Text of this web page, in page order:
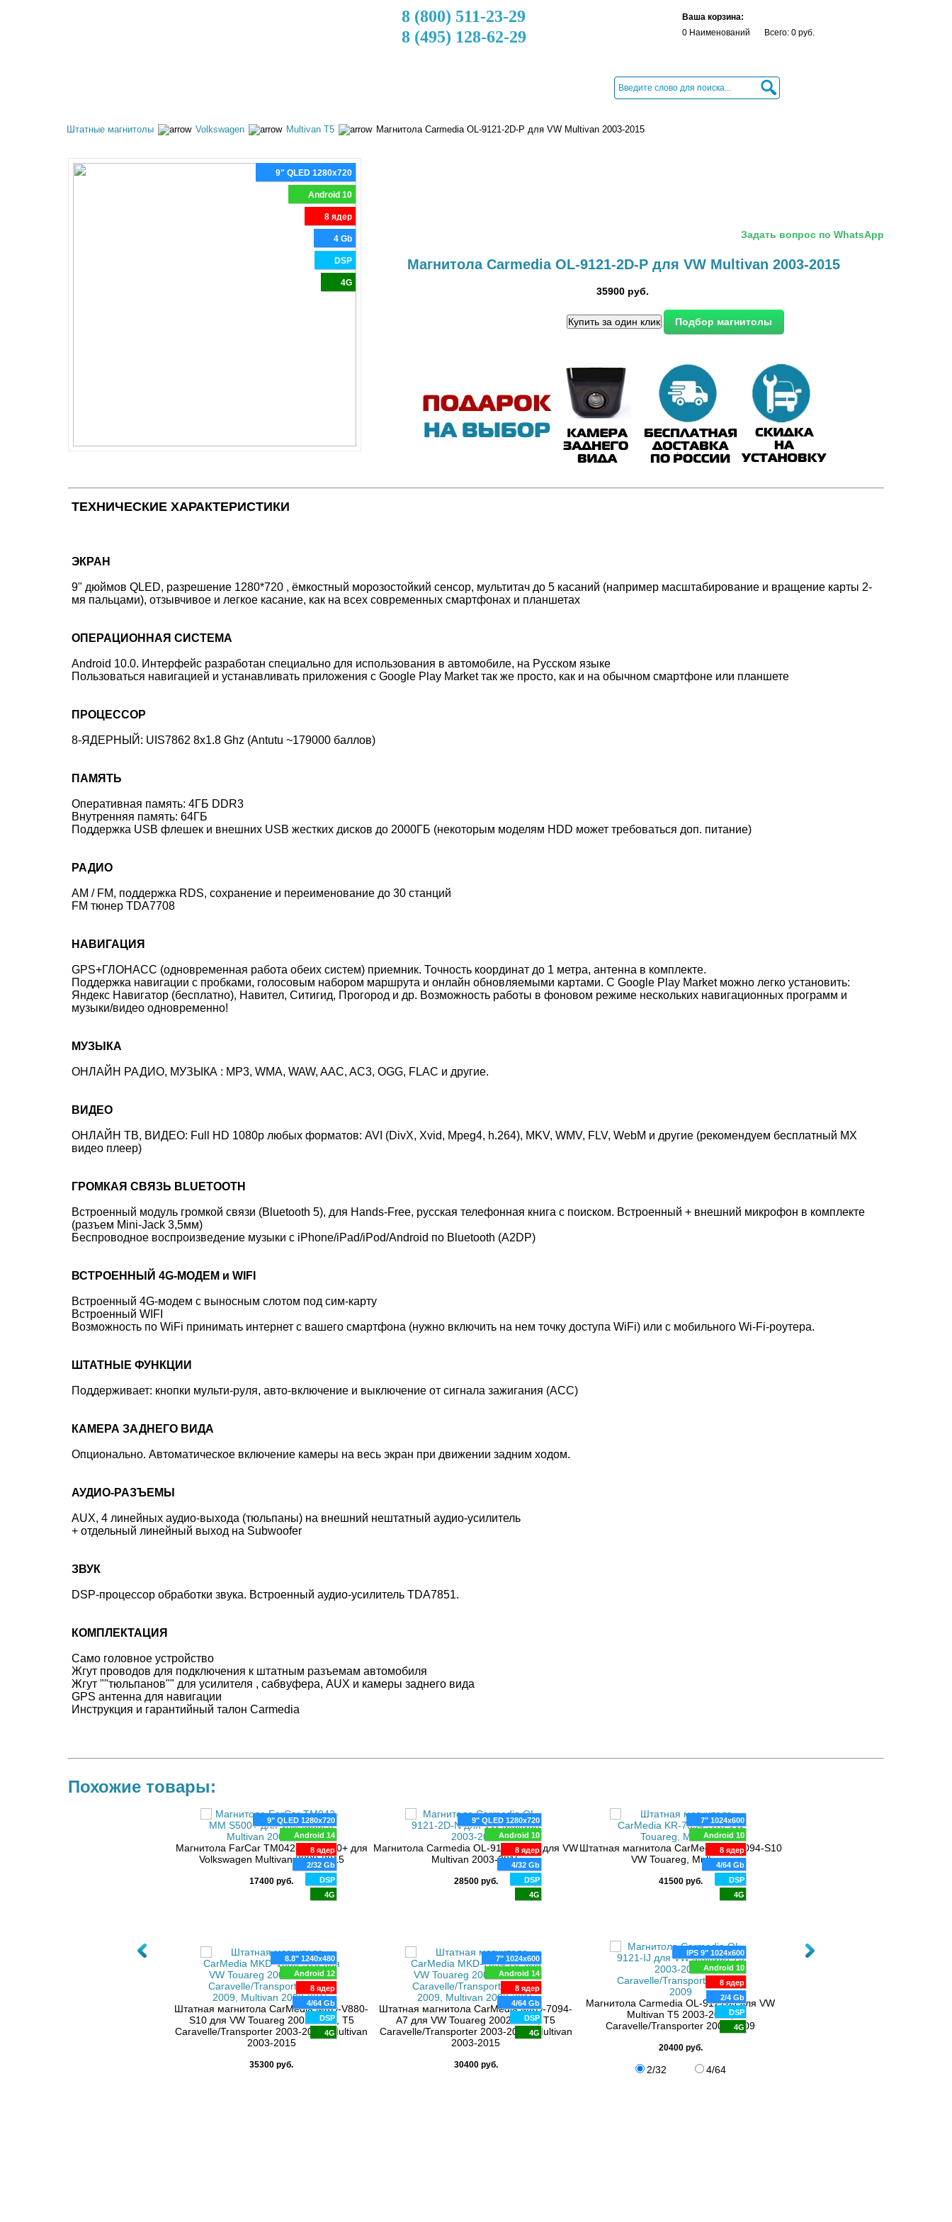
8 (800) 511-23-29
8 (495) 128-62-29
Ваша корзина:
0 Наименований
Всего: 0 руб.
Штатные магнитолы Volkswagen Multivan T5 Магнитола Carmedia OL-9121-2D-P для VW Multivan 2003-2015
9" QLED 1280x720
Android 10
8 ядер
4 Gb
DSP
4G
Задать вопрос по WhatsApp
Магнитола Carmedia OL-9121-2D-P для VW Multivan 2003-2015
35900 руб.
ТЕХНИЧЕСКИЕ ХАРАКТЕРИСТИКИ
ЭКРАН
9" дюймов QLED, разрешение 1280*720 , ёмкостный морозостойкий сенсор, мультитач до 5 касаний (например масштабирование и вращение карты 2-
мя пальцами), отзывчивое и легкое касание, как на всех современных смартфонах и планшетах
ОПЕРАЦИОННАЯ СИСТЕМА
Android 10.0. Интерфейс разработан специально для использования в автомобиле, на Русском языке
Пользоваться навигацией и устанавливать приложения с Google Play Market так же просто, как и на обычном смартфоне или планшете
ПРОЦЕССОР
8-ЯДЕРНЫЙ: UIS7862 8x1.8 Ghz (Antutu ~179000 баллов)
ПАМЯТЬ
Оперативная память: 4ГБ DDR3
Внутренняя память: 64ГБ
Поддержка USB флешек и внешних USB жестких дисков до 2000ГБ (некоторым моделям HDD может требоваться доп. питание)
РАДИО
AM / FM, поддержка RDS, сохранение и переименование до 30 станций
FM тюнер TDA7708
НАВИГАЦИЯ
GPS+ГЛОНАСС (одновременная работа обеих систем) приемник. Точность координат до 1 метра, антенна в комплекте.
Поддержка навигации с пробками, голосовым набором маршрута и онлайн обновляемыми картами. С Google Play Market можно легко установить:
Яндекс Навигатор (бесплатно), Навител, Ситигид, Прогород и др. Возможность работы в фоновом режиме нескольких навигационных программ и
музыки/видео одновременно!
МУЗЫКА
ОНЛАЙН РАДИО, МУЗЫКА : MP3, WMA, WAW, AAC, AC3, OGG, FLAC и другие.
ВИДЕО
ОНЛАЙН ТВ, ВИДЕО: Full HD 1080p любых форматов: AVI (DivX, Xvid, Mpeg4, h.264), MKV, WMV, FLV, WebM и другие (рекомендуем бесплатный MX
видео плеер)
ГРОМКАЯ СВЯЗЬ BLUETOOTH
Встроенный модуль громкой связи (Bluetooth 5), для Hands-Free, русская телефонная книга с поиском. Встроенный + внешний микрофон в комплекте
(разъем Mini-Jack 3,5мм)
Беспроводное воспроизведение музыки с iPhone/iPad/iPod/Android по Bluetooth (A2DP)
ВСТРОЕННЫЙ 4G-МОДЕМ и WIFI
Встроенный 4G-модем с выносным слотом под сим-карту
Встроенный WIFI
Возможность по WiFi принимать интернет с вашего смартфона (нужно включить на нем точку доступа WiFi) или с мобильного Wi-Fi-роутера.
ШТАТНЫЕ ФУНКЦИИ
Поддерживает: кнопки мульти-руля, авто-включение и выключение от сигнала зажигания (ACC)
КАМЕРА ЗАДНЕГО ВИДА
Опционально. Автоматическое включение камеры на весь экран при движении задним ходом.
АУДИО-РАЗЪЕМЫ
AUX, 4 линейных аудио-выхода (тюльпаны) на внешний нештатный аудио-усилитель
+ отдельный линейный выход на Subwoofer
ЗВУК
DSP-процессор обработки звука. Встроенный аудио-усилитель TDA7851.
КОМПЛЕКТАЦИЯ
Само головное устройство
Жгут проводов для подключения к штатным разъемам автомобиля
Жгут ""тюльпанов"" для усилителя , сабвуфера, AUX и камеры заднего вида
GPS антенна для навигации
Инструкция и гарантийный талон Carmedia
Похожие товары:
9" QLED 1280x720
Android 14
8 ядер
2/32 Gb
DSP
4G
Магнитола FarCar TM042-MM S500+ для
Volkswagen Multivan 2009-2015
17400 руб.
9" QLED 1280x720
Android 10
8 ядер
4/32 Gb
DSP
4G
Магнитола Carmedia OL-9121-2D-N для VW
Multivan 2003-2015
28500 руб.
7" 1024x600
Android 10
8 ядер
4/64 Gb
DSP
4G
Штатная магнитола CarMedia KR-7094-S10
VW Touareg, Multivan
41500 руб.
8.8" 1240x480
Android 12
8 ядер
4/64 Gb
DSP
4G
Штатная магнитола CarMedia MKD-V880-
S10 для VW Touareg 2002-2010, T5
Caravelle/Transporter 2003-2009, Multivan
2003-2015
35300 руб.
7" 1024x600
Android 14
8 ядер
4/64 Gb
DSP
4G
Штатная магнитола CarMedia MKD-7094-
A7 для VW Touareg 2002-2010, T5
Caravelle/Transporter 2003-2009, Multivan
2003-2015
30400 руб.
IPS 9" 1024x600
Android 10
8 ядер
2/4 Gb
DSP
4G
Магнитола Carmedia OL-9121-IJ для VW
Multivan T5 2003-2015,
Caravelle/Transporter 2003-2009
20400 руб.
2/32 4/64